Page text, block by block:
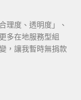
理度、透明度」、
多在地服務型組
，讓我暫時無捐款